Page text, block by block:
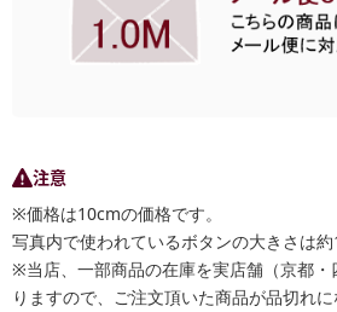
注意
※価格は10cmの価格です。
写真内で使われているボタンの大きさは約
※当店、一部商品の在庫を実店舗（京都
りますので、ご注文頂いた商品が品切れ